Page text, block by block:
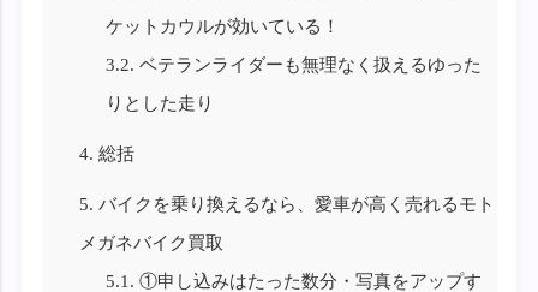
ケットカウルが効いている！
3.2. ベテランライダーも無理なく扱えるゆった
りとした走り
4. 総括
5. バイクを乗り換えるなら、愛車が高く売れるモト
メガネバイク買取
5.1. ①申し込みはたった数分・写真をアップす